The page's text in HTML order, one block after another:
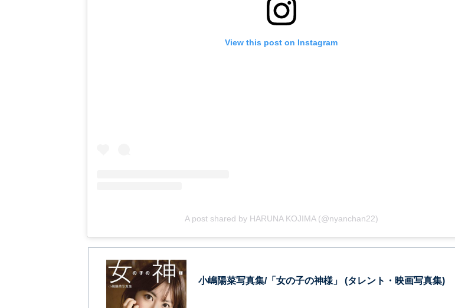
View this post on Instagram
A post shared by HARUNA KOJIMA (@nyanchan22)
小嶋陽菜写真集/「女の子の神様」 (タレント・映画写真集)